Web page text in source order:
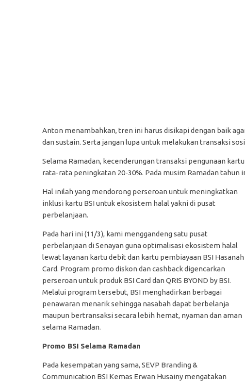
Anton menambahkan, tren ini harus disikapi dengan baik
dan sustain. Serta jangan lupa untuk melakukan transaksi
Selama Ramadan, kecenderungan transaksi pengunaan
rata-rata peningkatan 20-30%. Pada musim Ramadan
Hal inilah yang mendorong perseroan untuk meningkatkan
inklusi kartu BSI untuk ekosistem halal yakni di pusat
perbelanjaan.
Pada hari ini (11/3), kami menggandeng satu pusat
perbelanjaan di Senayan guna optimalisasi ekosistem halal
lewat layanan kartu debit dan kartu pembiayaan BSI Hasanah
Card. Program promo diskon dan cashback digencarkan
perseroan untuk produk BSI Card dan QRIS BYOND by BSI.
Melalui program tersebut, BSI menghadirkan berbagai
penawaran menarik sehingga nasabah dapat berbelanja
maupun bertransaksi secara lebih hemat, nyaman dan aman
selama Ramadan.
Promo BSI Selama Ramadan
Pada kesempatan yang sama, SEVP Branding &
Communication BSI Kemas Erwan Husainy mengatakan